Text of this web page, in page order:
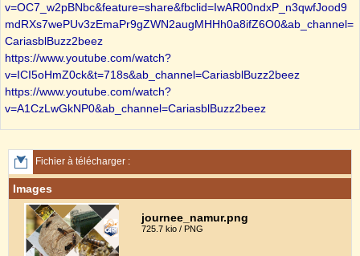
v=OC7_w2pBNbc&feature=share&fbclid=IwAR00ndxP_n3qwfJood9
mdRXs7wePUv3zEmaPr9gZWN2augMHHh0a8ifZ6O0&ab_channel=
CariasblBuzz2beez
https://www.youtube.com/watch?
v=ICI5oHmZ0ck&t=718s&ab_channel=CariasblBuzz2beez
https://www.youtube.com/watch?
v=A1CzLwGkNP0&ab_channel=CariasblBuzz2beez
Fichier à télécharger :
Images
journee_namur.png
725.7 kio / PNG